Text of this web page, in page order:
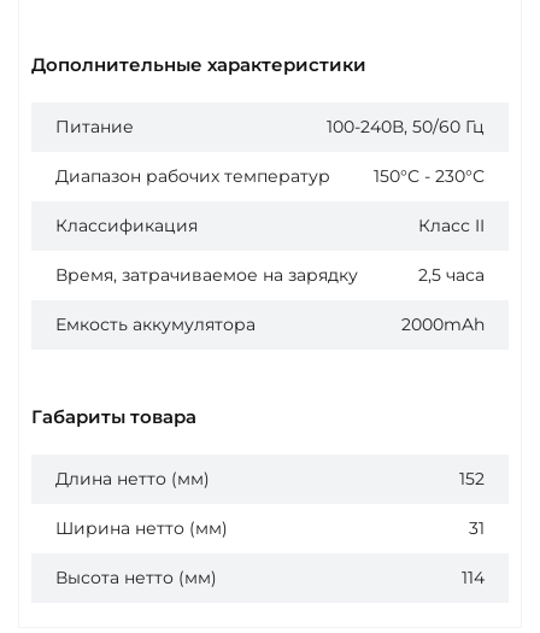
Дополнительные характеристики
Питание 100-240В, 50/60 Гц
Диапазон рабочих температур 150°С - 230°С
Классификация Класс II
Время, затрачиваемое на зарядку 2,5 часа
Емкость аккумулятора 2000mAh
Габариты товара
Длина нетто (мм) 152
Ширина нетто (мм) 31
Высота нетто (мм) 114